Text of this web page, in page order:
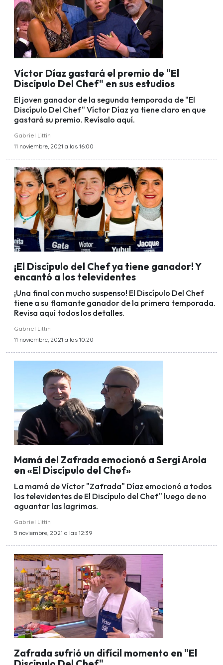
Víctor Díaz gastará el premio de "El
Discípulo Del Chef" en sus estudios
El joven ganador de la segunda temporada de "El
Discípulo Del Chef" Víctor Díaz ya tiene claro en que
gastará su premio. Revísalo aquí.
Gabriel Littin
11 noviembre, 2021 a las 16:00
¡El Discípulo del Chef ya tiene ganador! Y
encantó a los televidentes
¡Una final con mucho suspenso! El Discípulo Del Chef
tiene a su flamante ganador de la primera temporada.
Revisa aquí todos los detalles.
Gabriel Littin
11 noviembre, 2021 a las 10:20
Mamá del Zafrada emocionó a Sergi Arola
en «El Discípulo del Chef»
La mamá de Víctor "Zafrada" Díaz emocionó a todos
los televidentes de El Discípulo del Chef" luego de no
aguantar las lagrimas.
Gabriel Littin
5 noviembre, 2021 a las 12:39
Zafrada sufrió un difícil momento en "El